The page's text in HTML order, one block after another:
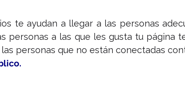
te ayudan a llegar a las personas
personas a las que les gusta tu página
personas que no están conectadas